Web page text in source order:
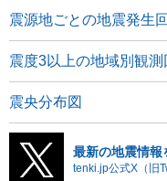
震源地ごとの地震発生
震度3以上の地域別観測
震央分布図
最新の地震情報
tenki.jp公式X（旧